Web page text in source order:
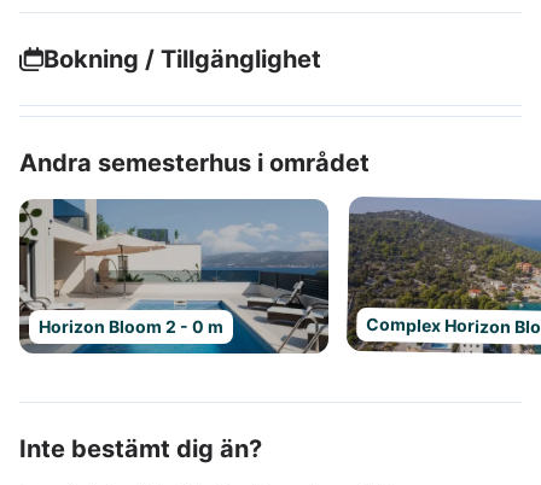
Bokning / Tillgänglighet
Andra semesterhus i området
Horizon Bloom 2 - 0 m Complex Horizon
Inte bestämt dig än?